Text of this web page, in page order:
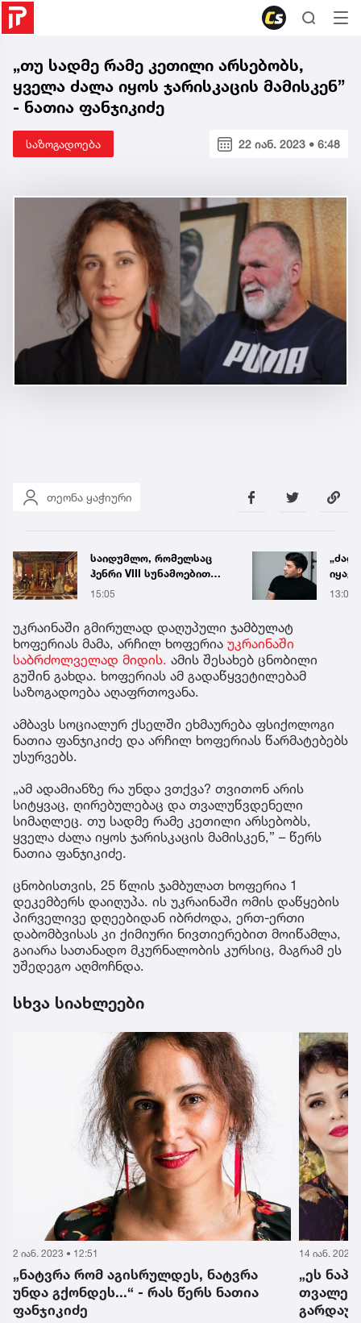
„თუ სადმე რამე კეთილი არსებობს,
ყველა ძალა იყოს ჯარისკაცის მამისკენ”
- ნათია ფანჯიკიძე
საზოგადოება 22 იან. 2023 • 6:48
თეონა ყაჭიური
„ძალიან ფრთხილად
იყავით, ვისთან
მიდიხართ და ვის
13:03 12
უკრაინაში გმირულად დაღუპული ჯამბულატ
ხოფერიას მამა, არჩილ ხოფერია უკრაინაში
საბრძოლველად მიდის. ამის შესახებ ცნობილი
გუშინ გახდა. ხოფერიას ამ გადაწყვეტილებამ
საზოგადოება აღაფრთოვანა.
ამბავს სოციალურ ქსელში ეხმაურება ფსიქოლოგი
ნათია ფანჯიკიძე და არჩილ ხოფერიას წარმატებებს
უსურვებს.
„ამ ადამიანზე რა უნდა ვთქვა? თვითონ არის
სიტყვაც, ღირებულებაც და თვალუწვდენელი
სიმაღლეც. თუ სადმე რამე კეთილი არსებობს,
ყველა ძალა იყოს ჯარისკაცის მამისკენ,” – წერს
ნათია ფანჯიკიძე.
ცნობისთვის, 25 წლის ჯამბულათ ხოფერია 1
დეკემბერს დაიღუპა. ის უკრაინაში ომის დაწყების
პირველივე დღეებიდან იბრძოდა, ერთ-ერთი
დაბომბვისას კი ქიმიური ნივთიერებით მოიწამლა,
გაიარა სათანადო მკურნალობის კურსიც, მაგრამ ეს
უშედეგო აღმოჩნდა.
სხვა სიახლეები
14 იან. 2023 • 7:02
„ეს ნაპერწკლებიანი, ანთებული
თვალები ლაპარაკობენ მის
გარდაუვალ დიდ მომავალზე...“ - ნათია
1 იან. 2023 •
„ვეცი
ფოტო